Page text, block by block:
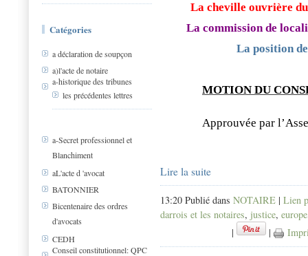
Catégories
a déclaration de soupçon
a)l'acte de notaire
a-historique des tribunes
les précédentes lettres
a-Secret professionnel et
Blanchiment
aL'acte d 'avocat
BATONNIER
Bicentenaire des ordres
d'avocats
CEDH
Conseil constitutionnel: QPC
La cheville ouvrière
La commission de
La position
MOTION DU
Approuvée par
Lire la suite
13:20 Publié dans NOTAIRE | Lien
darrois et les notaires, justice, europe
|
|